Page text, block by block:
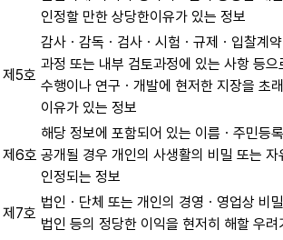
인정할 만한 상당한이유가 있는 정보
제5호
감사ㆍ감독ㆍ검사ㆍ시험ㆍ규제ㆍ입찰계
과정 또는 내부 검토과정에 있는 사항 등
수행이나 연구ㆍ개발에 현저한 지장을 초
이유가 있는 정보
제6호
해당 정보에 포함되어 있는 이름ㆍ주민등
공개될 경우 개인의 사생활의 비밀 또는
인정되는 정보
제7호
법인ㆍ단체 또는 개인의 경영ㆍ영업상 비
법인 등의 정당한 이익을 현저히 해할 우